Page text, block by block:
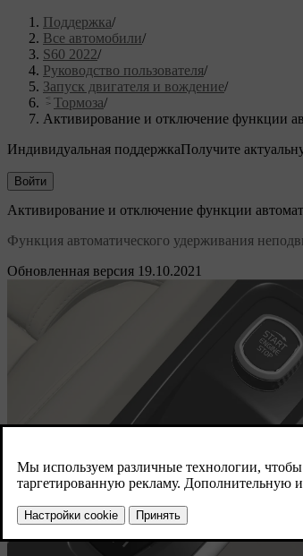
Поддержка/
Все автомобили/
S60 2022/
Руководство пользователя/
Запуск двигателя и вождение/
Тормоза/
Активирование и отключение функции
Индивидуальная поддержкаПолучите
Войти
Обновленная версия 19.10.2021
Активирование и отключение функции
Функция автоматического удерживания